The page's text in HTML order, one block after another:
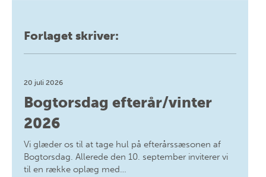
Forlaget skriver:
20 juli 2026
Bogtorsdag efterår/vinter
2026
Vi glæder os til at tage hul på efterårssæsonen af
Bogtorsdag. Allerede den 10. september inviterer vi
til en række oplæg med…